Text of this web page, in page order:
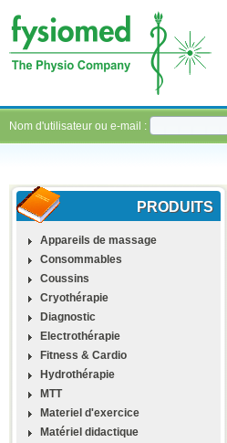
Nom d'utilisateur ou e-mail :
PRODUITS
Appareils de massage
Consommables
Coussins
Cryothérapie
Diagnostic
Electrothérapie
Fitness & Cardio
Hydrothérapie
MTT
Materiel d'exercice
Matériel didactique